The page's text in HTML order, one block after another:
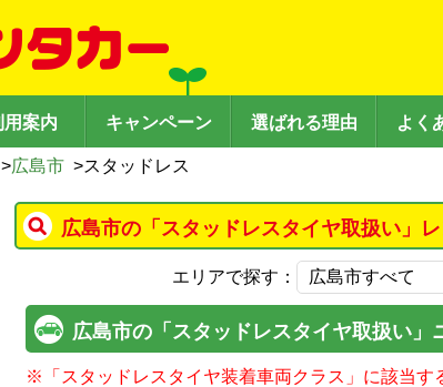
用案内 キャンペーン 選ばれる理由 よく
>広島市 >スタッドレス
広島市の「スタッドレスタイヤ取扱い」
エリアで探す：
広島市の「スタッドレスタイヤ取扱い」
※
「スタッドレスタイヤ装着車両クラス」に該当